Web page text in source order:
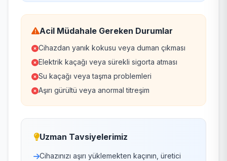
Acil Müdahale Gereken Durumlar
Cihazdan yanık kokusu veya duman çıkması
Elektrik kaçağı veya sürekli sigorta atması
Su kaçağı veya taşma problemleri
Aşırı gürültü veya anormal titreşim
Uzman Tavsiyelerimiz
Cihazınızı aşırı yüklemekten kaçının, üretici